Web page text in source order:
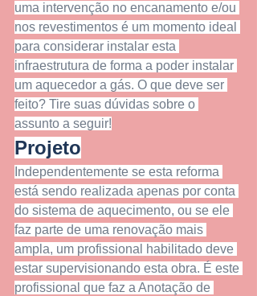
uma intervenção no encanamento e/ou
nos revestimentos é um momento ideal
para considerar instalar esta
infraestrutura de forma a poder instalar
um aquecedor a gás. O que deve ser
feito? Tire suas dúvidas sobre o
assunto a seguir!
Projeto
Independentemente se esta reforma
está sendo realizada apenas por conta
do sistema de aquecimento, ou se ele
faz parte de uma renovação mais
ampla, um profissional habilitado deve
estar supervisionando esta obra. É este
profissional que faz a Anotação de